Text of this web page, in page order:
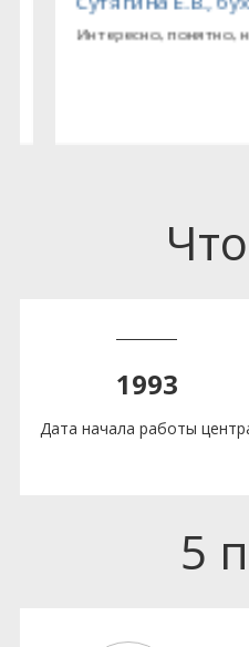
Интересно, понятно, не
1993
Дата начала работы
5